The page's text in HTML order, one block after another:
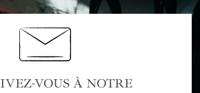
VOUS À NOTRE